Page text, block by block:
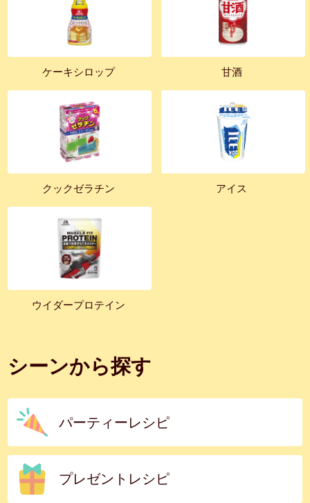
ケーキシロップ 甘酒
クックゼラチン アイス
ウイダープロテイン
シーンから探す
パーティーレシピ
プレゼントレシピ